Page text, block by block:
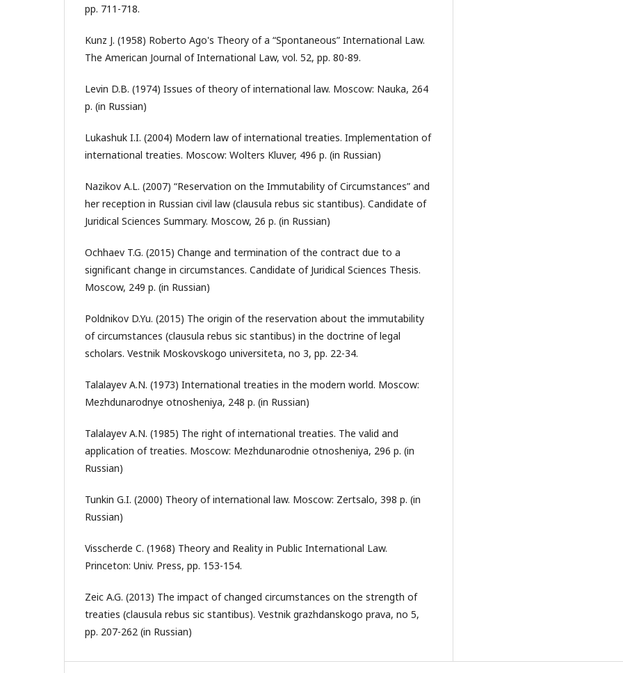
pp. 711-718.
Kunz J. (1958) Roberto Ago's Theory of a “Spontaneous” International Law.
The American Journal of International Law, vol. 52, pp. 80-89.
Levin D.B. (1974) Issues of theory of international law. Moscow: Nauka, 264
p. (in Russian)
Lukashuk I.I. (2004) Modern law of international treaties. Implementation of
international treaties. Moscow: Wolters Kluver, 496 p. (in Russian)
Nazikov A.L. (2007) “Reservation on the Immutability of Circumstances” and
her reception in Russian civil law (clausula rebus sic stantibus). Candidate of
Juridical Sciences Summary. Moscow, 26 p. (in Russian)
Ochhaev T.G. (2015) Change and termination of the contract due to a
significant change in circumstances. Candidate of Juridical Sciences Thesis.
Moscow, 249 p. (in Russian)
Poldnikov D.Yu. (2015) The origin of the reservation about the immutability
of circumstances (clausula rebus sic stantibus) in the doctrine of legal
scholars. Vestnik Moskovskogo universiteta, no 3, pp. 22-34.
Talalayev A.N. (1973) International treaties in the modern world. Moscow:
Mezhdunarodnye otnosheniya, 248 p. (in Russian)
Talalayev A.N. (1985) The right of international treaties. The valid and
application of treaties. Moscow: Mezhdunarodnie otnosheniya, 296 p. (in
Russian)
Tunkin G.I. (2000) Theory of international law. Moscow: Zertsalo, 398 p. (in
Russian)
Visscherde C. (1968) Theory and Reality in Public International Law.
Princeton: Univ. Press, pp. 153-154.
Zeic A.G. (2013) The impact of changed circumstances on the strength of
treaties (clausula rebus sic stantibus). Vestnik grazhdanskogo prava, no 5,
pp. 207-262 (in Russian)